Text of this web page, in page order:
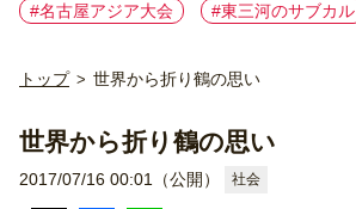
#名古屋アジア大会 #東三河のサブカル
トップ > 世界から折り鶴の思い
世界から折り鶴の思い
2017/07/16 00:01（公開） 社会